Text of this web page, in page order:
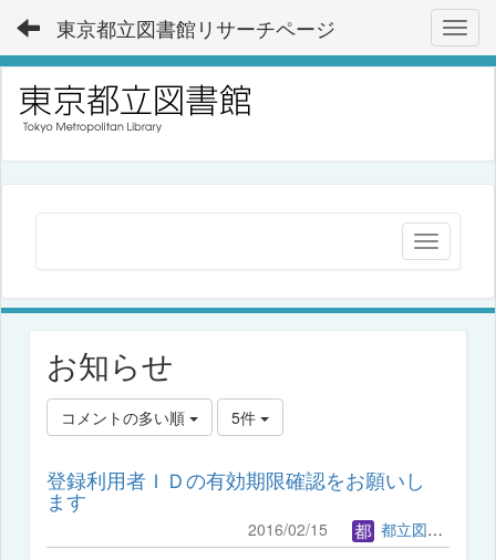
東京都立図書館リサーチページ
お知らせ
コメントの多い順 5件
登録利用者ＩＤの有効期限確認をお願いし
ます
2016/02/15 都立図書館管理者